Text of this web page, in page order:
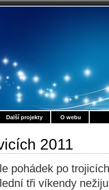
Další projekty O webu
2011
pohádek po
tři víkendy